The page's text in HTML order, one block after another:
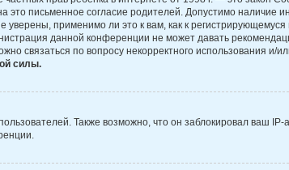
письменное согласие родителей. Допустимо наличие
применимо ли это к вам, как к
данной конференции не может давать
связаться по вопросу некорректного использования и/
силы.
Также возможно, что он заблокировал ваш